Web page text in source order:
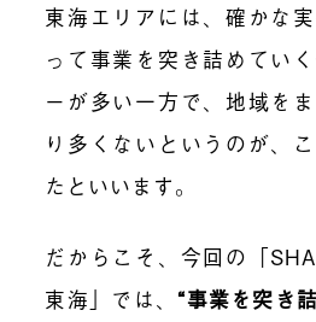
東海エリアには、確かな
って事業を突き詰めてい
ーが多い一方で、地域を
り多くないというのが、
たといいます。
だからこそ、今回の「
東海」では、 “事業を突き